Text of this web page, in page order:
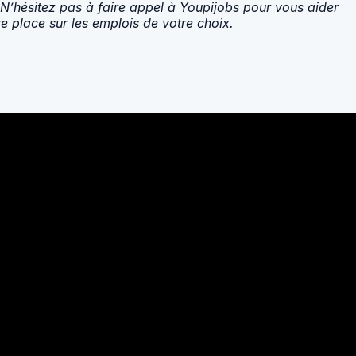
pas à faire appel à Youpijobs pour vous aider
place sur les emplois de votre choix.